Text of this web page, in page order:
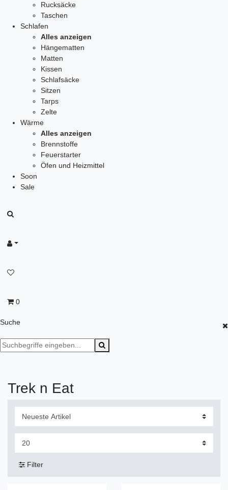
Rucksäcke
Taschen
Schlafen
Alles anzeigen
Hängematten
Matten
Kissen
Schlafsäcke
Sitzen
Tarps
Zelte
Wärme
Alles anzeigen
Brennstoffe
Feuerstarter
Öfen und Heizmittel
Soon
Sale
0
Suche
Trek n Eat
Filter